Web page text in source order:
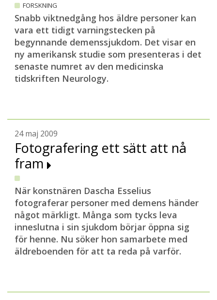
FORSKNING
Snabb viktnedgång hos äldre personer kan
vara ett tidigt varningstecken på
begynnande demenssjukdom. Det visar en
ny amerikansk studie som presenteras i det
senaste numret av den medicinska
tidskriften Neurology.
24 maj 2009
Fotografering ett sätt att nå
fram
När konstnären Dascha Esselius
fotograferar personer med demens händer
något märkligt. Många som tycks leva
inneslutna i sin sjukdom börjar öppna sig
för henne. Nu söker hon samarbete med
äldreboenden för att ta reda på varför.